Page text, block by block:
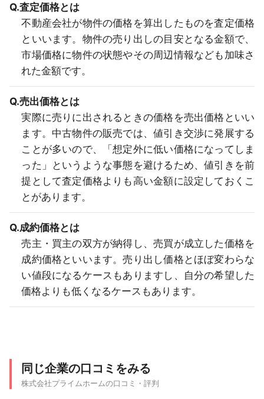
Q.査定価格とは
不動産会社が物件の価格を算出したものを査定価格
といいます。物件の売り出しの目安となる金額で、
市場価格に物件の状態やその周辺情報なども加味さ
れた金額です。
Q.売出価格とは
実際に売りに出されるときの価格を売出価格といい
ます。中古物件の販売では、値引き交渉に発展する
ことが多いので、「想定外に低い価格になってしま
った」というような事態を避けるため、値引きを前
提として査定価格よりも高い金額に設定しておくこ
とがあります。
Q.成約価格とは
売主・買主の双方が納得し、売買が成立した価格を
成約価格といいます。売り出し価格とほぼ変わらな
い値段になるケースもありますし、自分の希望した
価格よりも低くなるケースもあります。
同じ企業の口コミをみる
株式会社プライムホームの口コミ・評判